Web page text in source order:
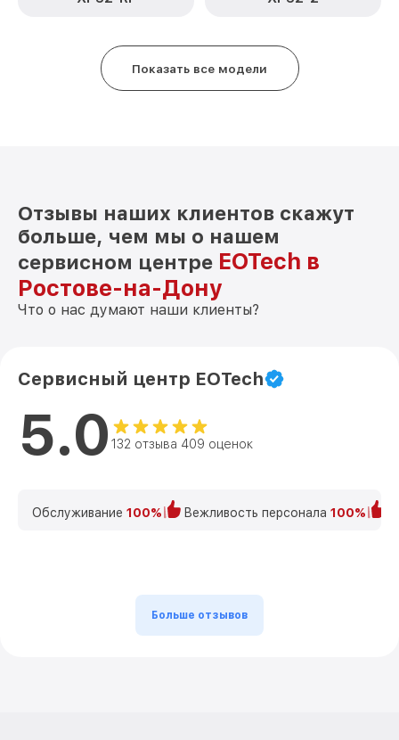
Показать все модели
Отзывы наших клиентов скажут
больше, чем мы о нашем
сервисном центре EOTech в
Ростове-на-Дону
Что о нас думают наши клиенты?
Сервисный центр EOTech
5.0 132 отзыва 409 оценок
Обслуживание 100% Вежливость персонала 100%
Больше отзывов